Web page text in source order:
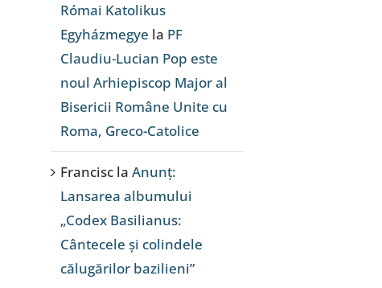
Római Katolikus
Egyházmegye la PF
Claudiu-Lucian Pop este
noul Arhiepiscop Major al
Bisericii Române Unite cu
Roma, Greco-Catolice
Francisc la Anunț:
Lansarea albumului
„Codex Basilianus:
Cântecele și colindele
călugărilor bazilieni”